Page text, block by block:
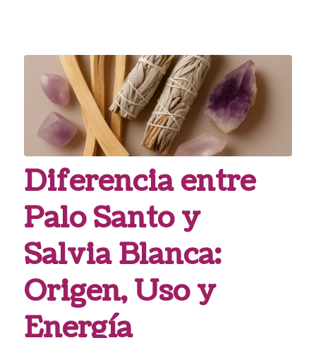
Diferencia entre
Palo Santo y
Salvia Blanca:
Origen, Uso y
Energía